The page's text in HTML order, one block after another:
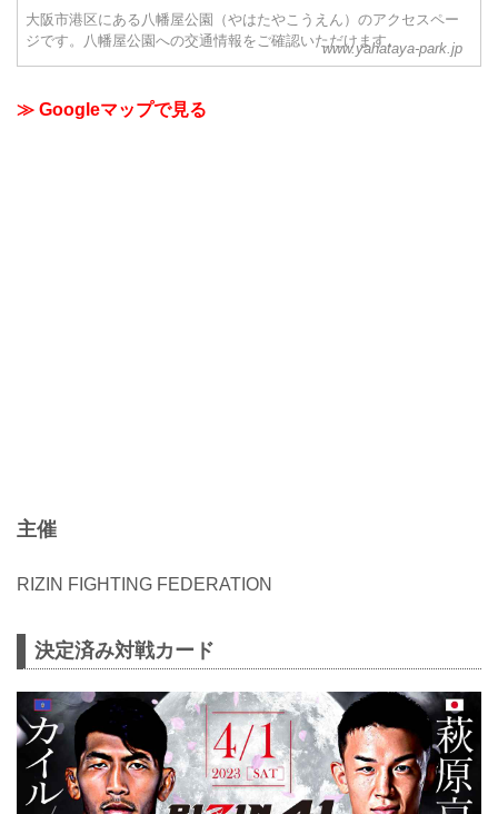
大阪市港区にある八幡屋公園（やはたやこうえん）のアクセスペー
ジです。八幡屋公園への交通情報をご確認いただけます。www.yahataya-park.jp
≫ Googleマップで見る
主催
RIZIN FIGHTING FEDERATION
決定済み対戦カード